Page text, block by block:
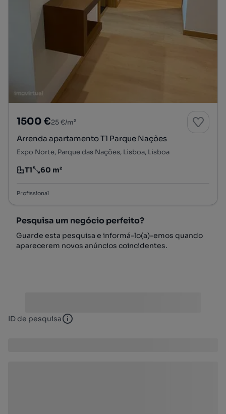
1500 €25 €/m²
Arrenda apartamento T1 Parque Nações
Expo Norte, Parque das Nações, Lisboa, Lisboa
Tipologia
T1
Preço por metro quadrado
60 m²
Profissional
Pesquisa um negócio perfeito?
Guarde esta pesquisa e informá-lo(a)-emos quando
aparecerem novos anúncios coincidentes.
ID de pesquisa ID de pesquisa